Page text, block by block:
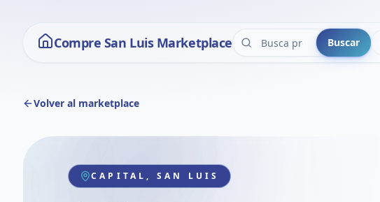
Compre San Luis Marketplace Buscar
Volver al marketplace
CAPITAL, SAN LUIS